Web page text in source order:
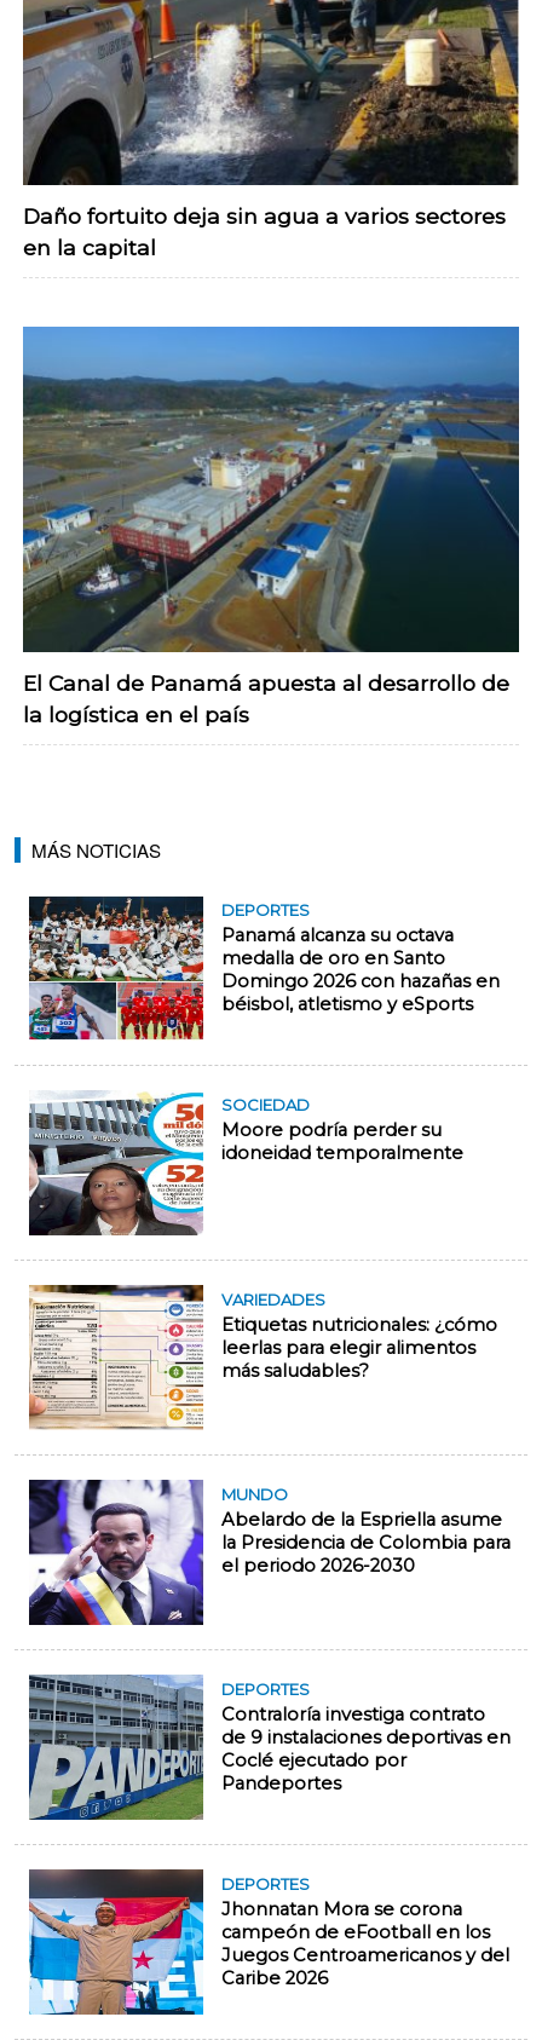
Daño fortuito deja sin agua a varios sectores
en la capital
El Canal de Panamá apuesta al desarrollo de
la logística en el país
MÁS NOTICIAS
DEPORTES
Panamá alcanza su octava
medalla de oro en Santo
Domingo 2026 con hazañas en
béisbol, atletismo y eSports
SOCIEDAD
Moore podría perder su
idoneidad temporalmente
VARIEDADES
Etiquetas nutricionales: ¿cómo
leerlas para elegir alimentos
más saludables?
MUNDO
Abelardo de la Espriella asume
la Presidencia de Colombia para
el periodo 2026-2030
DEPORTES
Contraloría investiga contrato
de 9 instalaciones deportivas en
Coclé ejecutado por
Pandeportes
DEPORTES
Jhonnatan Mora se corona
campeón de eFootball en los
Juegos Centroamericanos y del
Caribe 2026